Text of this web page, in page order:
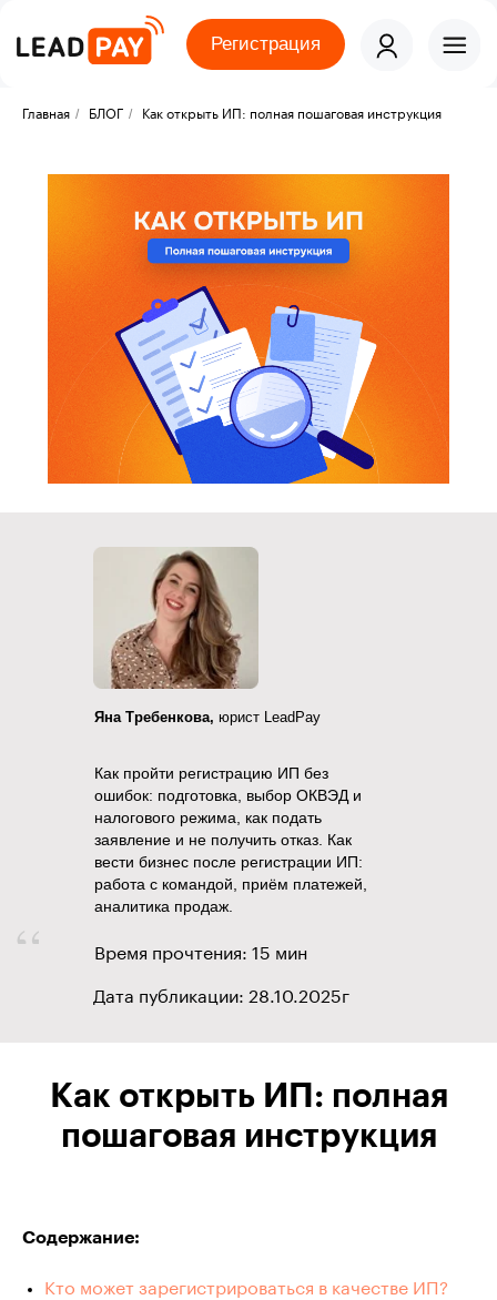
Регистрация
Главная / БЛОГ / Как открыть ИП: полная пошаговая инструкция
Как пройти регистрацию ИП без
ошибок: подготовка, выбор ОКВЭД и
налогового режима, как подать
заявление и не получить отказ. Как
вести бизнес после регистрации ИП:
работа с командой, приём платежей,
аналитика продаж.
Яна Требенкова, юрист LeadPay
Дата публикации: 28.10.2025г
Время прочтения: 15 мин
Как открыть ИП: полная
пошаговая инструкция
Содержание:
Кто может зарегистрироваться в качестве ИП?